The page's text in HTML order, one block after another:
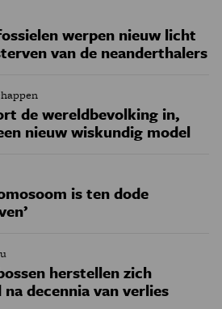
werpen nieuw licht
van de neanderthalers
de wereldbevolking in,
nieuw wiskundig model
is ten dode
herstellen zich
decennia van verlies